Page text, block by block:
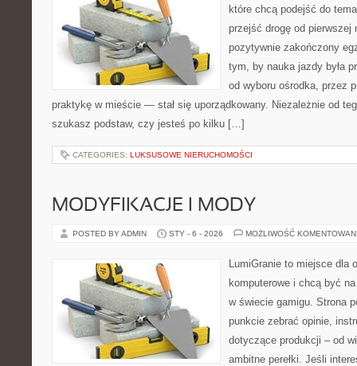
które chcą podejść do
przejść drogę od pierwszej
pozytywnie zakończony
tym, by nauka jazdy była
od wyboru ośrodka, przez
praktykę w mieście — stał się uporządkowany. Niezależnie od
szukasz podstaw, czy jesteś po kilku […]
CATEGORIES: LUKSUSOWE NIERUCHOMOŚCI
MODYFIKACJE I MODY
POSTED BY ADMIN STY - 6 - 2026 MOŻLIWOŚĆ
LumiGranie to miejsce dla
komputerowe i chcą być
w świecie gamigu. Strona
punkcie zebrać opinie,
dotyczące produkcji – od
ambitne perełki. Jeśli